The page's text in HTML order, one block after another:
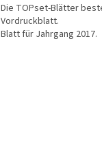
Die TOPset-Blätter
Vordruckblatt.
Blatt für Jahrgang 2017.